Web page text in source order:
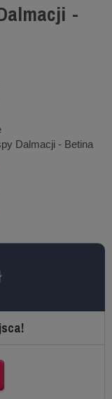
-
Dalmacji - Betina